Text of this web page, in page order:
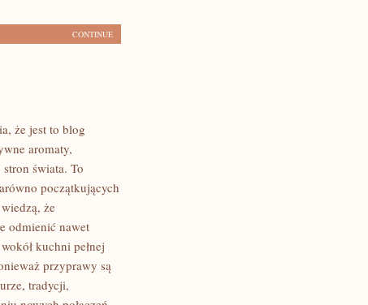
CONTINUE
że jest to blog
aromaty,
świata. To
początkujących
że
odmienić nawet
kuchni pełnej
przyprawy są
tradycji,